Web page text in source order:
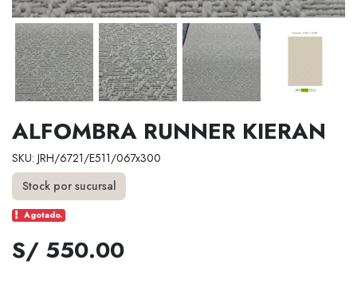
ALFOMBRA RUNNER KIERAN
SKU: JRH/6721/E511/067x300
Stock por sucursal
Agotado.
S/ 550.00